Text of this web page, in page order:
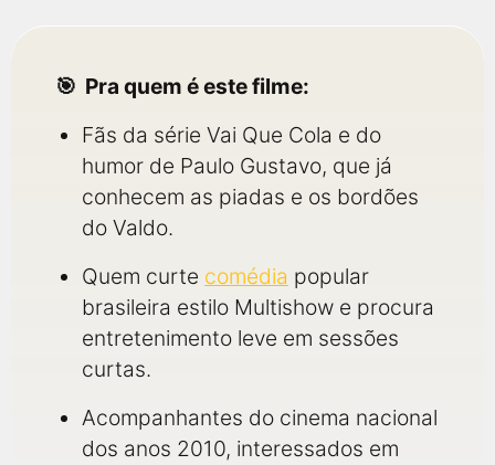
Pra quem é este filme:
Fãs da série Vai Que Cola e do
humor de Paulo Gustavo, que já
conhecem as piadas e os bordões
do Valdo.
Quem curte comédia popular
brasileira estilo Multishow e procura
entretenimento leve em sessões
curtas.
Acompanhantes do cinema nacional
dos anos 2010, interessados em